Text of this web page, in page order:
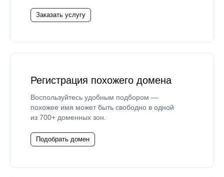
Заказать услугу
Регистрация похожего домена
Воспользуйтесь удобным подбором —
похожее имя может быть свободно в одной
из 700+ доменных зон.
Подобрать домен